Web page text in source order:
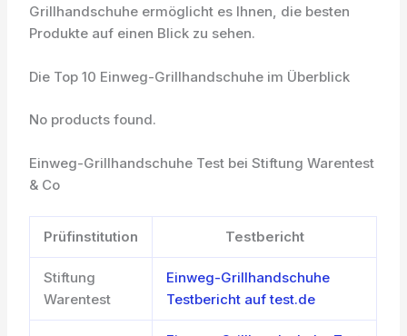
Grillhandschuhe ermöglicht es Ihnen, die besten
Produkte auf einen Blick zu sehen.
Die Top 10 Einweg-Grillhandschuhe im Überblick
No products found.
Einweg-Grillhandschuhe Test bei Stiftung Warentest
& Co
Prüfinstitution Testbericht
Stiftung
Warentest
Einweg-Grillhandschuhe
Testbericht auf test.de